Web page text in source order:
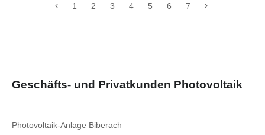
1 2 3 4 5 6 7
Geschäfts- und Privatkunden Photovoltaik
Photovoltaik-Anlage Biberach